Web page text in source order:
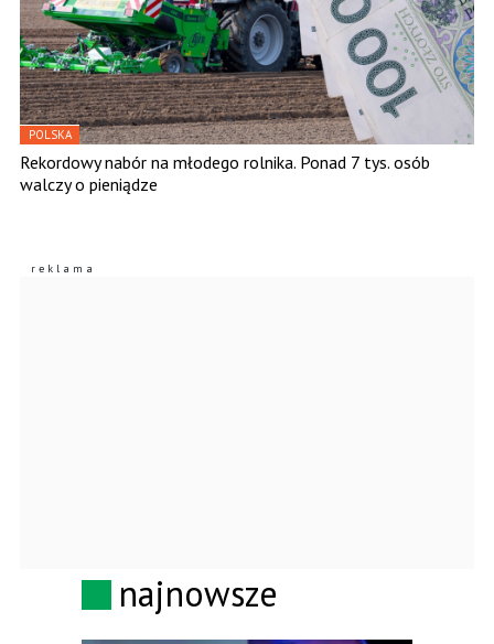
POLSKA
Rekordowy nabór na młodego rolnika. Ponad 7 tys. osób
walczy o pieniądze
najnowsze